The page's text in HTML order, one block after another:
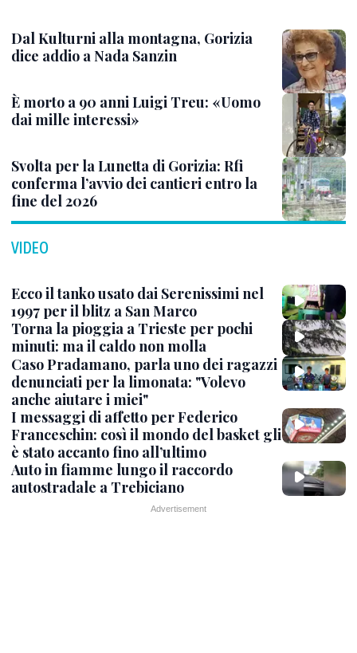
Dal Kulturni alla montagna, Gorizia
dice addio a Nada Sanzin
È morto a 90 anni Luigi Treu: «Uomo
dai mille interessi»
Svolta per la Lunetta di Gorizia: Rfi
conferma l’avvio dei cantieri entro la
fine del 2026
VIDEO
Ecco il tanko usato dai Serenissimi nel
1997 per il blitz a San Marco
Torna la pioggia a Trieste per pochi
minuti: ma il caldo non molla
Caso Pradamano, parla uno dei ragazzi
denunciati per la limonata: "Volevo
anche aiutare i miei"
I messaggi di affetto per Federico
Franceschin: così il mondo del basket gli
è stato accanto fino all’ultimo
Auto in fiamme lungo il raccordo
autostradale a Trebiciano